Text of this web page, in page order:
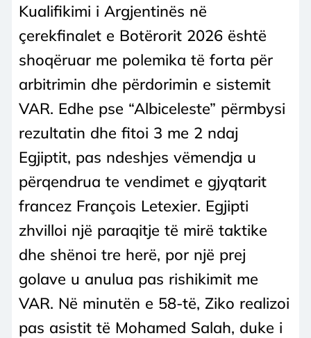
Kualifikimi i Argjentinës në
çerekfinalet e Botërorit 2026 është
shoqëruar me polemika të forta për
arbitrimin dhe përdorimin e sistemit
VAR. Edhe pse “Albiceleste” përmbysi
rezultatin dhe fitoi 3 me 2 ndaj
Egjiptit, pas ndeshjes vëmendja u
përqendrua te vendimet e gjyqtarit
francez François Letexier. Egjipti
zhvilloi një paraqitje të mirë taktike
dhe shënoi tre herë, por një prej
golave u anulua pas rishikimit me
VAR. Në minutën e 58-të, Ziko realizoi
pas asistit të Mohamed Salah, duke i